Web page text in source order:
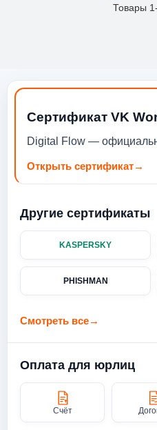
Товары
Сертификат VK
Digital Flow —
Открыть сертификат→
Другие сертификаты
KASPERSKY
PHISHMAN
Смотреть все→
Оплата для юрлиц
Счёт